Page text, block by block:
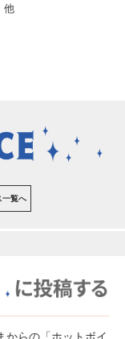
他
一覧へ
からの「ホットボイ